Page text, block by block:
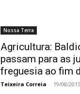
Nossa Terra
Agricultura:
passam para as
freguesia ao fim
Teixeira Correia - 19/08/2015